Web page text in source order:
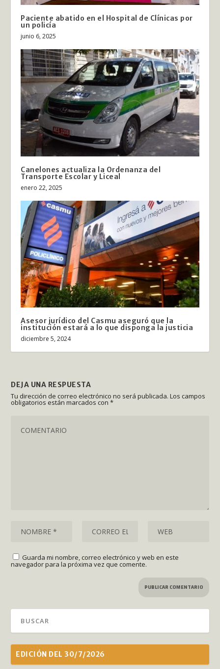
Paciente abatido en el Hospital de Clínicas por
un policía
junio 6, 2025
Canelones actualiza la Ordenanza del
Transporte Escolar y Liceal
enero 22, 2025
Asesor jurídico del Casmu aseguró que la
institución estará a lo que disponga la justicia
diciembre 5, 2024
DEJA UNA RESPUESTA
Tu dirección de correo electrónico no será publicada. Los campos
obligatorios están marcados con*
Guarda mi nombre, correo electrónico y web en este
navegador para la próxima vez que comente.
EDICIÓN DEL 30/7/2026